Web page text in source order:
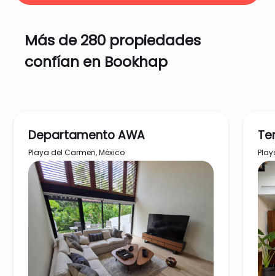
Más de 280 propiedades
confían en Bookhap
Departamento AWA
Playa del Carmen, México